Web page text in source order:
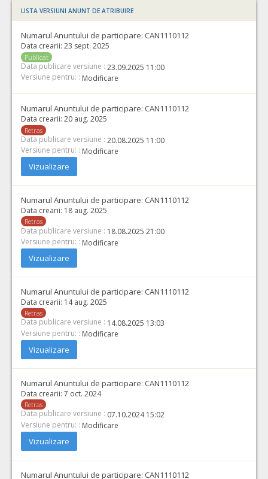
LISTA VERSIUNI ANUNT DE ATRIBUIRE
Numarul Anuntului de participare: CAN1110112
Data crearii: 23 sept. 2025
Publicat
Data publicare versiune : 23.09.2025 11:00
Versiune pentru: : Modificare
Numarul Anuntului de participare: CAN1110112
Data crearii: 20 aug. 2025
Retras
Data publicare versiune : 20.08.2025 11:00
Versiune pentru: : Modificare
Vizualizare
Numarul Anuntului de participare: CAN1110112
Data crearii: 18 aug. 2025
Retras
Data publicare versiune : 18.08.2025 21:00
Versiune pentru: : Modificare
Vizualizare
Numarul Anuntului de participare: CAN1110112
Data crearii: 14 aug. 2025
Retras
Data publicare versiune : 14.08.2025 13:03
Versiune pentru: : Modificare
Vizualizare
Numarul Anuntului de participare: CAN1110112
Data crearii: 7 oct. 2024
Retras
Data publicare versiune : 07.10.2024 15:02
Versiune pentru: : Modificare
Vizualizare
Numarul Anuntului de participare: CAN1110112